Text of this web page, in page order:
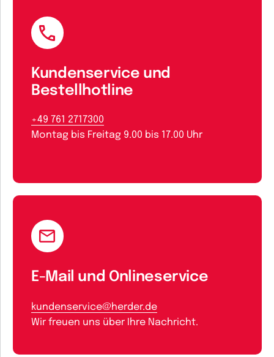
Kundenservice und
Bestellhotline
+49 761 2717300
Montag bis Freitag 9.00 bis 17.00 Uhr
E-Mail und Onlineservice
kundenservice@herder.de
Wir freuen uns über Ihre Nachricht.